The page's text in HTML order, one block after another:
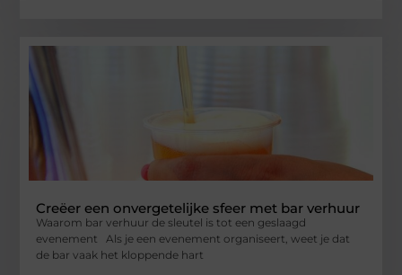
Creëer een onvergetelijke sfeer met bar verhuur
Waarom bar verhuur de sleutel is tot een geslaagd
evenement Als je een evenement organiseert, weet je dat
de bar vaak het kloppende hart